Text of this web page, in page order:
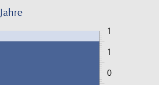
Jahre
1
0
1